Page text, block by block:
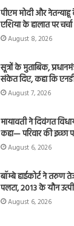
पीएम मोदी और नेतन्याहू
एशिया के हालात पर चर्चा
August 8, 2026
सूत्रों के मुताबिक,
संकेत दिए, कहा कि
August 7, 2026
मायावती ने दिवंगत
कहा— परिवार की
August 6, 2026
बॉम्बे हाईकोर्ट ने
पलटा, 2013 के यौन
August 6, 2026